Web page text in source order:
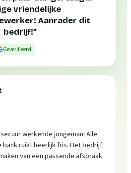
vriendelijke
Aanrader dit
bedrijf!”
Geverifieerd
werkende jongeman! Alle
bank ruikt heerlijk fris. Het bedrijf
van een passende afspraak